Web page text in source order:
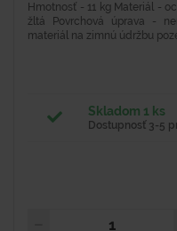
Hmotnosť - 11 kg Materiál -
žltá Povrchová úprava -
materiál na zimnú údržbu
Skladom 1 ks
Dostupnosť 3-5